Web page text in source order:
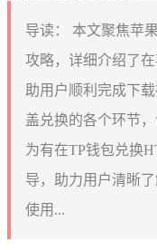
导读：
本文聚焦苹
攻略，详细介绍了
助用户顺利完成下
盖兑换的各个环节
为有在TP钱包兑换
导，助力用户清晰
使用...